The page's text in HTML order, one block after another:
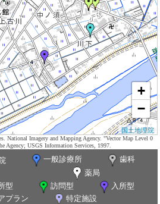
+
−
国土地理院
National Imagery and Mapping Agency. "Vector Map Level 0
Agency; USGS Information Services, 1997.
一般診療所
歯科
薬局
型
訪問型
入所型
プラン
特定施設